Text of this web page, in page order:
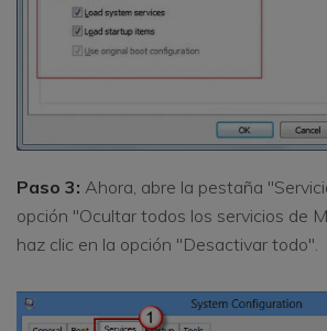
Paso 3: Ahora, abre la pestaña
opción "Ocultar todos los servicios de
haz clic en la opción "Desactivar todo".